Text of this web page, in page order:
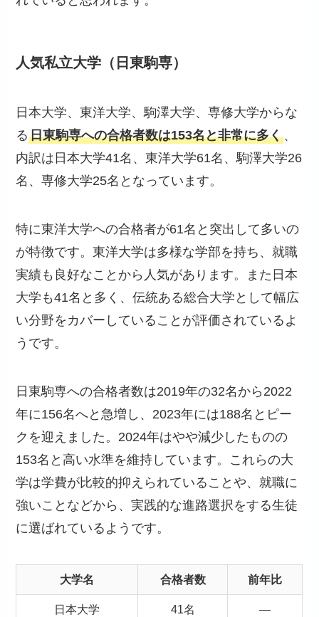
人気私立大学（日東駒専）
日本大学、東洋大学、駒澤大学、専修大学からな
る日東駒専への合格者数は153名と非常に多く、
内訳は日本大学41名、東洋大学61名、駒澤大学26
名、専修大学25名となっています。
特に東洋大学への合格者が61名と突出して多いの
が特徴です。東洋大学は多様な学部を持ち、就職
実績も良好なことから人気があります。また日本
大学も41名と多く、伝統ある総合大学として幅広
い分野をカバーしていることが評価されているよ
うです。
日東駒専への合格者数は2019年の32名から2022
年に156名へと急増し、2023年には188名とピー
クを迎えました。2024年はやや減少したものの
153名と高い水準を維持しています。これらの大
学は学費が比較的抑えられていることや、就職に
強いことなどから、実践的な進路選択をする生徒
に選ばれているようです。
大学名 合格者数 前年比
日本大学 41名 ―